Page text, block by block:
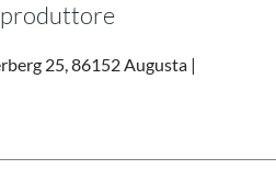
25, 86152 Augusta |